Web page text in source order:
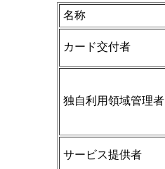
名称
カード交付者
独自利用領域管理者
サービス提供者